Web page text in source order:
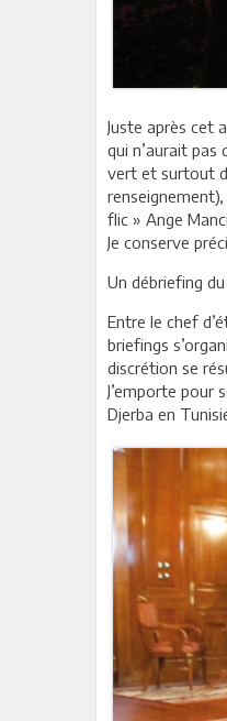
Juste après cet
qui n’aurait pas
vert et surtout
flic » Ange
Je conserve
Un débriefing
Entre le chef
briefings
discrétion se
J’emporte pour
Djerba en